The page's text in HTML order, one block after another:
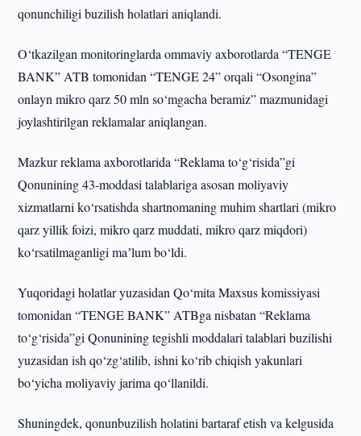
qonunchiligi buzilish holatlari aniqlandi.
O‘tkazilgan monitoringlarda ommaviy axborotlarda “TENGE
BANK” ATB tomonidan “TENGE 24” orqali “Osongina”
onlayn mikro qarz 50 mln so‘mgacha beramiz” mazmunidagi
joylashtirilgan reklamalar aniqlangan.
Mazkur reklama axborotlarida “Reklama to‘g‘risida”gi
Qonunining 43-moddasi talablariga asosan moliyaviy
xizmatlarni ko‘rsatishda shartnomaning muhim shartlari (mikro
qarz yillik foizi, mikro qarz muddati, mikro qarz miqdori)
ko‘rsatilmaganligi maʼlum bo‘ldi.
Yuqoridagi holatlar yuzasidan Qo‘mita Maxsus komissiyasi
tomonidan “TENGE BANK” ATBga nisbatan “Reklama
to‘g‘risida”gi Qonunining tegishli moddalari talablari buzilishi
yuzasidan ish qo‘zg‘atilib, ishni ko‘rib chiqish yakunlari
bo‘yicha moliyaviy jarima qo‘llanildi.
Shuningdek, qonunbuzilish holatini bartaraf etish va kelgusida